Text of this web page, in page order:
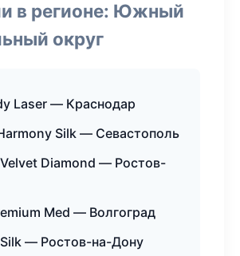
в регионе: Южный
округ
Laser — Краснодар
Silk — Севастополь
Diamond — Ростов-
Med — Волгоград
— Ростов-на-Дону